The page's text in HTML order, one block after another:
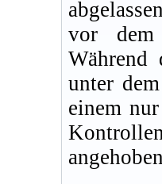
vor dem
Während
unter
einem